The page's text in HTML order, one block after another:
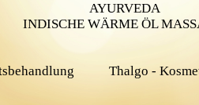
AYURVEDA
INDISCHE WÄRME ÖL
Thalgo -